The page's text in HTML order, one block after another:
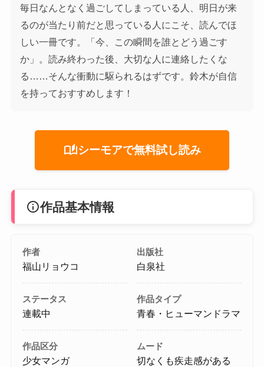
毎日なんとなく過ごしてしまっている人、明日が来
るのが当たり前だと思っている人にこそ、読んでほ
しい一冊です。「今、この瞬間を誰とどう過ごす
か」。読み終わった後、大切な人に連絡したくな
る……そんな衝動に駆られるはずです。鈴木が自信
を持っておすすめします！
auto_storiesシーモアで無料試し読み
info作品基本情報
作者
福山リョウコ
出版社
白泉社
ステータス
連載中
作品タイプ
青春・ヒューマンドラマ
作品区分
少女マンガ
ムード
切なくも疾走感がある